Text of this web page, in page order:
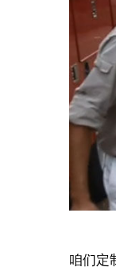
咱们定